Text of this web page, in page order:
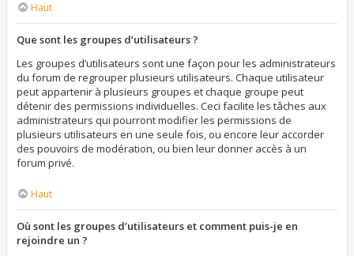
Haut
Que sont les groupes d’utilisateurs ?
Les groupes d’utilisateurs sont une façon pour les administrateurs
du forum de regrouper plusieurs utilisateurs. Chaque utilisateur
peut appartenir à plusieurs groupes et chaque groupe peut
détenir des permissions individuelles. Ceci facilite les tâches aux
administrateurs qui pourront modifier les permissions de
plusieurs utilisateurs en une seule fois, ou encore leur accorder
des pouvoirs de modération, ou bien leur donner accès à un
forum privé.
Haut
Où sont les groupes d’utilisateurs et comment puis-je en
rejoindre un ?